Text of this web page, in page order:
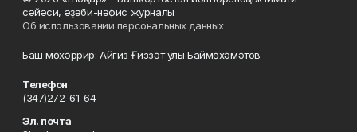
сәйәси, әҙәби-нәфис журналы
Об использовании персональных данных
Баш мөхәррир: Айгиз Ғиззәт улы Баймөхәмәтов
Телефон
(347)272-61-64
Эл. почта